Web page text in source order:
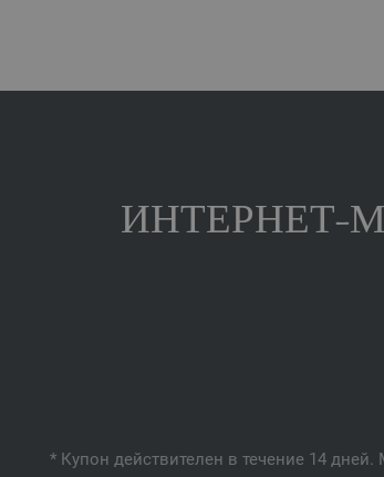
ИНТЕРНЕТ-
* Купон действителен в течение 14